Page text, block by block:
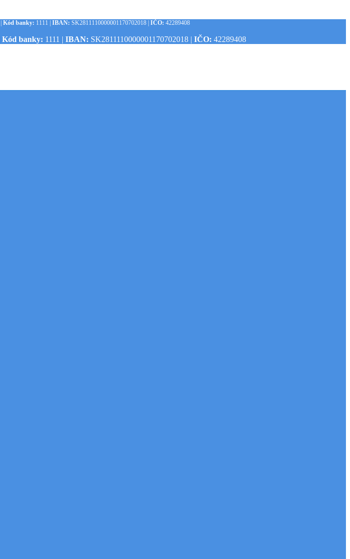
Kód banky: 1111 | IBAN: SK2811110000001170702018 | IČO: 42289408
Kód banky: 1111 | IBAN: SK2811110000001170702018 | IČO: 42289408